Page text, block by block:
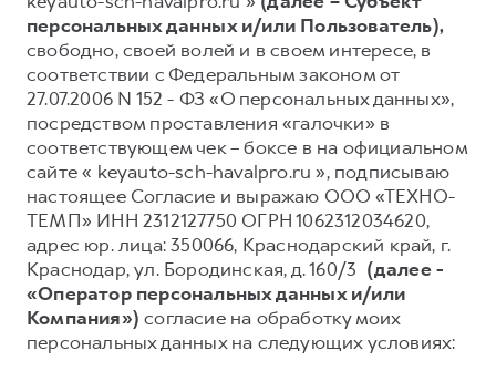
H7
от 3 799 000 ₽
H9
от 4 799 000 ₽
Тест-драйв
Трейд-ин
КРЕДИТ И СТРАХОВАНИЕ
Кредитный калькулятор
Страхование
Кредит
КОРПОРАТИВНЫМ КЛИЕНТАМ
Для малого бизнеса
СЕРВИСНОЕ ОБСЛУЖИВАНИЕ
Нулевое ТО
Программа «Помощь на дороге»
Регламенты технического обслуживания
Электронный ПТС
ПОДДЕРЖКА
GWM Безопасность
Гарантия HAVAL
Мобильное приложение GWM
О дилере
Наша команда
Контакты
персональных данных и/или Пользователь),
свободно, своей волей и в своем интересе, в
соответствии с Федеральным законом от
27.07.2006 N 152 - ФЗ «О персональных данных»,
посредством проставления «галочки» в
соответствующем чек – боксе в на официальном
сайте « keyauto-sch-havalpro.ru », подписываю
настоящее Согласие и выражаю ООО «ТЕХНО-
ТЕМП» ИНН 2312127750 ОГРН 1062312034620,
адрес юр. лица: 350066, Краснодарский край, г.
Краснодар, ул. Бородинская, д. 160/3 (далее -
«Оператор персональных данных и/или
Компания») согласие на обработку моих
персональных данных на следующих условиях: